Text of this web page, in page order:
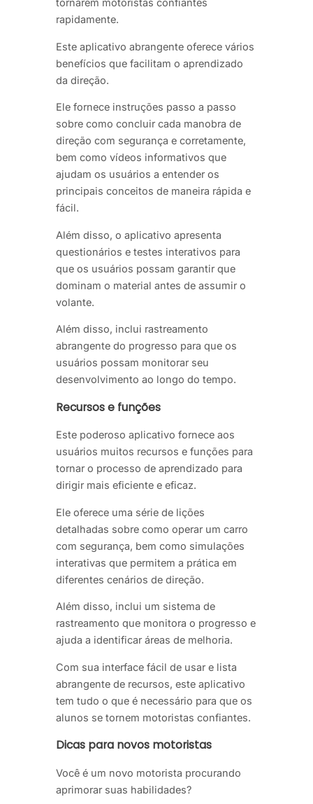
tornarem motoristas confiantes
rapidamente.
Este aplicativo abrangente oferece vários
benefícios que facilitam o aprendizado
da direção.
Ele fornece instruções passo a passo
sobre como concluir cada manobra de
direção com segurança e corretamente,
bem como vídeos informativos que
ajudam os usuários a entender os
principais conceitos de maneira rápida e
fácil.
Além disso, o aplicativo apresenta
questionários e testes interativos para
que os usuários possam garantir que
dominam o material antes de assumir o
volante.
Além disso, inclui rastreamento
abrangente do progresso para que os
usuários possam monitorar seu
desenvolvimento ao longo do tempo.
Recursos e funções
Este poderoso aplicativo fornece aos
usuários muitos recursos e funções para
tornar o processo de aprendizado para
dirigir mais eficiente e eficaz.
Ele oferece uma série de lições
detalhadas sobre como operar um carro
com segurança, bem como simulações
interativas que permitem a prática em
diferentes cenários de direção.
Além disso, inclui um sistema de
rastreamento que monitora o progresso e
ajuda a identificar áreas de melhoria.
Com sua interface fácil de usar e lista
abrangente de recursos, este aplicativo
tem tudo o que é necessário para que os
alunos se tornem motoristas confiantes.
Dicas para novos motoristas
Você é um novo motorista procurando
aprimorar suas habilidades?